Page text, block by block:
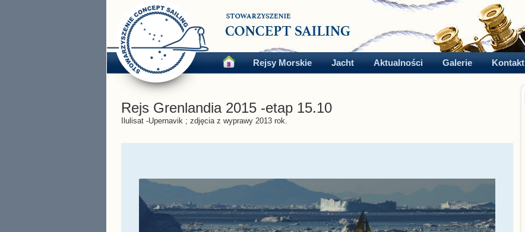
Rejsy Morskie Jacht Aktualności Galerie Kontakt
Rejs Grenlandia 2015 -etap 15.10
Ilulisat -Upernavik ; zdjęcia z wyprawy 2013 rok.